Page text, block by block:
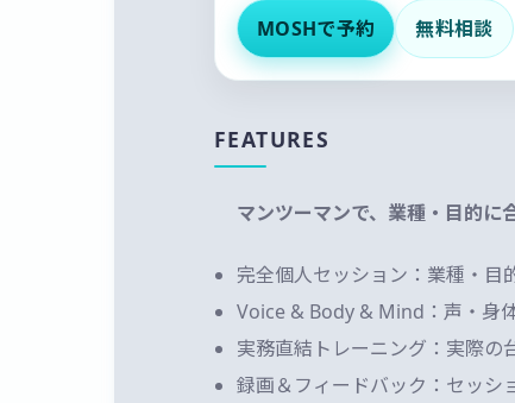
MOSHで予約 無料相談
FEATURES
マンツーマンで、業種・目的に
完全個人セッション：業種・目
Voice & Body & Mind：声・身
実務直結トレーニング：実際の
録画＆フィードバック：セッシ